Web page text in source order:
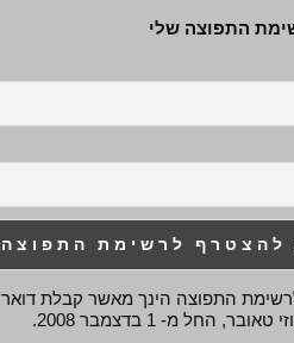
התפוצה שלי
התפוצה הינך מאשר קבלת דואר
החל מ- 1 בדצמבר 2008.